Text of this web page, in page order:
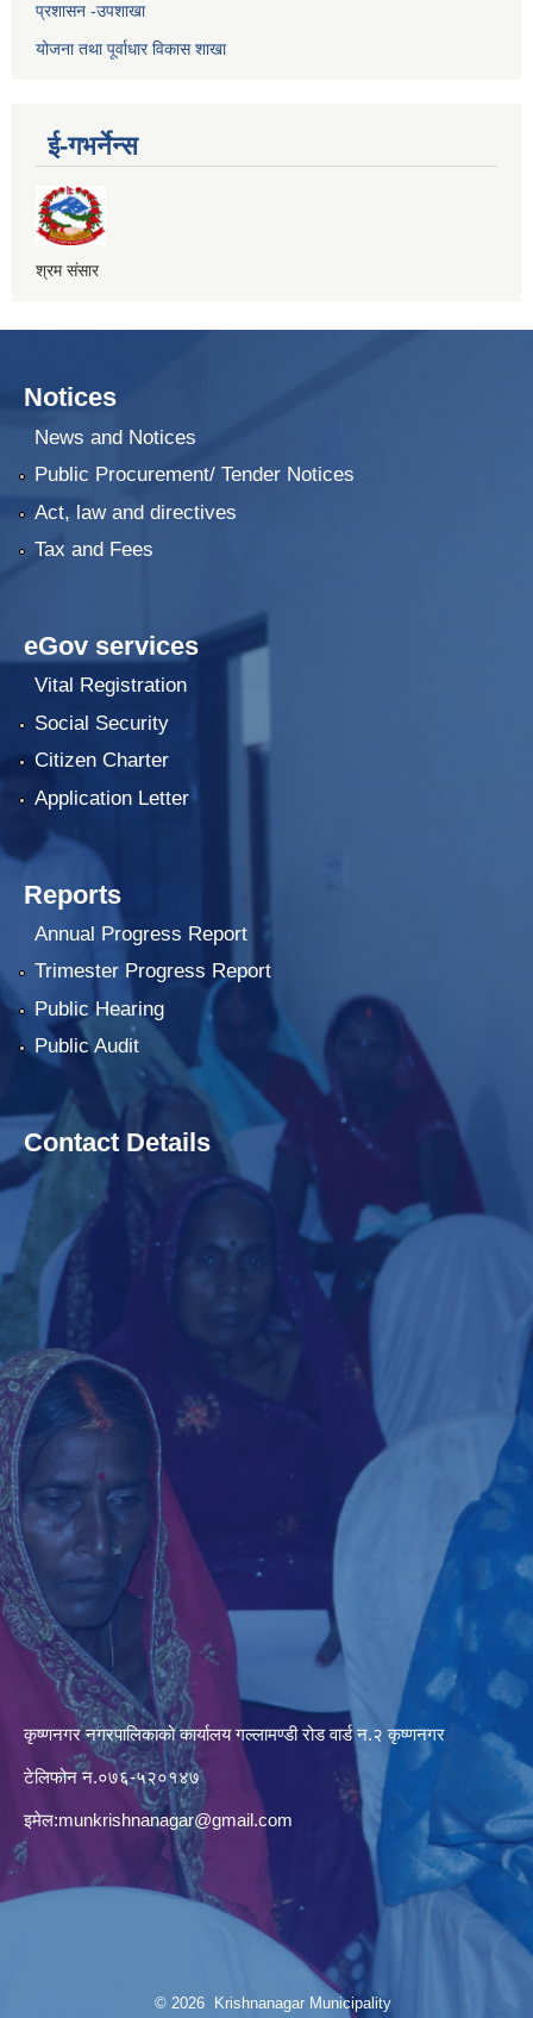
प्रशासन -उपशाखा
योजना तथा पूर्वाधार विकास शाखा
ई-गभर्नेन्स
श्रम संसार
Notices
News and Notices
Public Procurement/ Tender Notices
Act, law and directives
Tax and Fees
eGov services
Vital Registration
Social Security
Citizen Charter
Application Letter
Reports
Annual Progress Report
Trimester Progress Report
Public Hearing
Public Audit
Contact Details
कृष्णनगर नगरपालिकाको कार्यालय गल्लामण्डी रोड वार्ड न.२ कृष्णनगर
टेलिफोन न.०७६-५२०१४७
इमेल:munkrishnanagar@gmail.com
© 2026 Krishnanagar Municipality